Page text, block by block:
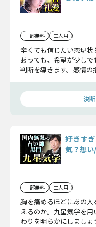
一部無料 二人用
辛くても信じたい恋現
あっても、希望が少し
判断を導きます。感情
決
好きす
気？想
一部無料 二人用
胸を痛めるほどにあの
えるのか。九星気学を
わりを明らかにしまし